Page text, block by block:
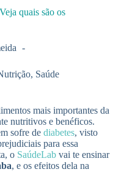
quais são os
, Saúde
mais importantes da
nutritivos e benéficos.
sofre de diabetes, visto
para essa
o SaúdeLab vai te ensinar
, e os efeitos dela na